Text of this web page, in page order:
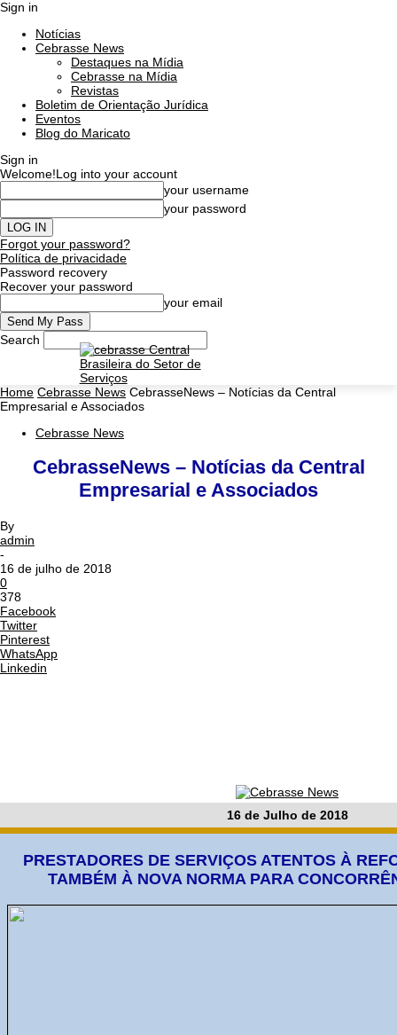
Sign in
Notícias
Cebrasse News
Destaques na Mídia
Cebrasse na Mídia
Revistas
Boletim de Orientação Jurídica
Eventos
Blog do Maricato
Sign in
Welcome!Log into your account
your username
your password
Forgot your password?
Política de privacidade
Password recovery
Recover your password
your email
Search
Home Cebrasse News CebrasseNews – Notícias da Central
Empresarial e Associados
Cebrasse News
CebrasseNews – Notícias da Central
Empresarial e Associados
By
admin
-
16 de julho de 2018
0
378
Facebook
Twitter
Pinterest
WhatsApp
Linkedin
16 de Julho de 2018
PRESTADORES DE SERVIÇOS ATENTOS À
TAMBÉM À NOVA NORMA PARA